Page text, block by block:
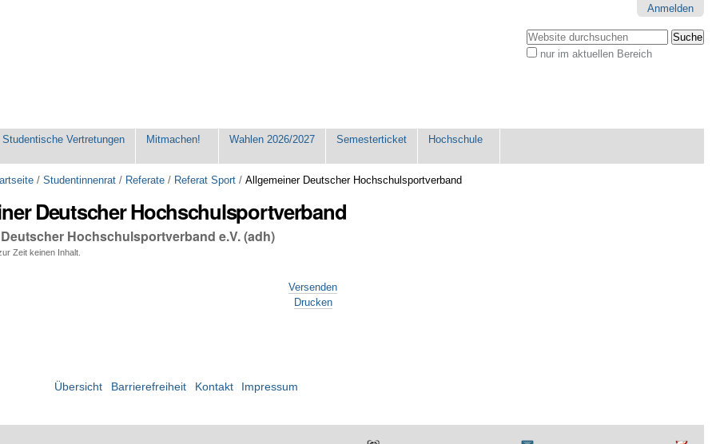
Anmelden
Website durchsuchen
nur im aktuellen Bereich
Studentische Vertretungen Mitmachen! Wahlen 2026/2027 Semesterticket Hochschule
/Studentinnenrat / Referate / Referat Sport /Allgemeiner Deutscher Hochschulsportverband
Deutscher Hochschulsportverband
Hochschulsportverband e.V. (adh)
Zeit keinen Inhalt.
Versenden
Drucken
Übersicht Barrierefreiheit Kontakt Impressum